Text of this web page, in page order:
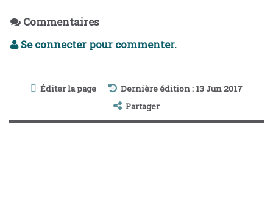
Commentaires
Se connecter pour commenter.
Éditer la page
Dernière édition : 13 Jun 2017
Partager